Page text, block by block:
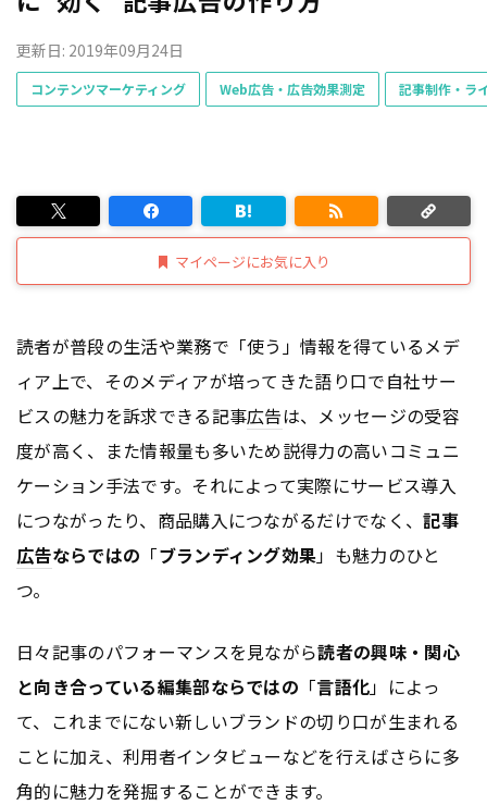
更新日: 2019年09月24日
コンテンツマーケティング Web広告・広告効果測定 記事制作・ラ
マイページにお気に入り
読者が普段の生活や業務で「使う」情報を得ているメデ
ィア上で、そのメディアが培ってきた語り口で自社サー
ビスの魅力を訴求できる記事広告は、メッセージの受容
度が高く、また情報量も多いため説得力の高いコミュニ
ケーション手法です。それによって実際にサービス導入
につながったり、商品購入につながるだけでなく、記事
広告ならではの 「ブランディング効果」も魅力のひと
つ。
日々記事のパフォーマンスを見ながら読者の興味・関心
と向き合っている編集部ならではの 「言語化」によっ
て、これまでにない新しいブランドの切り口が生まれる
ことに加え、利用者インタビューなどを行えばさらに多
角的に魅力を発掘することができます。